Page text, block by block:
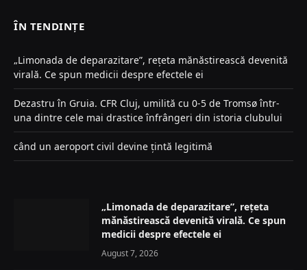
ÎN TENDINȚE
„Limonada de deparazitare”, rețeta mănăstirească devenită
virală. Ce spun medicii despre efectele ei
Dezastru în Gruia. CFR Cluj, umilită cu 0-5 de Tromsø într-
una dintre cele mai drastice înfrângeri din istoria clubului
când un aeroport civil devine țintă legitimă
„Limonada de deparazitare”, rețeta
mănăstirească devenită virală. Ce spun
medicii despre efectele ei
August 7, 2026